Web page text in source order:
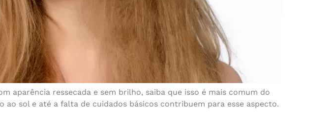
aparência ressecada e sem brilho, saiba que isso é mais comum do
ao sol e até a falta de cuidados básicos contribuem para esse aspecto.